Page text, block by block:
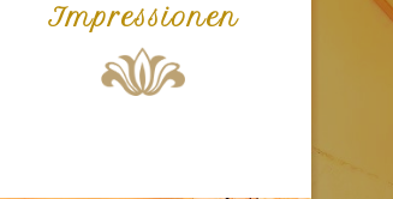
Impressionen